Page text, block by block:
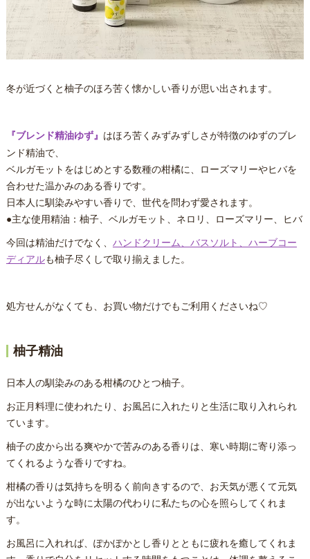
冬が近づくと柚子のほろ苦く懐かしい香りが思い出されます。
『ブレンド精油ゆず』 はほろ苦くみずみずしさが特徴のゆずのブレ
ンド精油で、
ベルガモットをはじめとする数種の柑橘に、ローズマリーやヒバを
合わせた温かみのある香りです。
日本人に馴染みやすい香りで、世代を問わず愛されます。
●主な使用精油：柚子、ベルガモット、ネロリ、ローズマリー、ヒバ
今回は精油だけでなく、 ハンドクリーム、バスソルト、ハーブコー
ディアルも柚子尽くしで取り揃えました。
処方せんがなくても、お買い物だけでもご利用くださいね♡
柚子精油
日本人の馴染みのある柑橘のひとつ柚子。
お正月料理に使われたり、お風呂に入れたりと生活に取り入れられ
ています。
柚子の皮から出る爽やかで苦みのある香りは、寒い時期に寄り添っ
てくれるような香りですね。
柑橘の香りは気持ちを明るく前向きするので、お天気が悪くて元気
が出ないような時に太陽の代わりに私たちの心を照らしてくれま
す。
お風呂に入れれば、ぽかぽかとし香りとともに疲れを癒してくれま